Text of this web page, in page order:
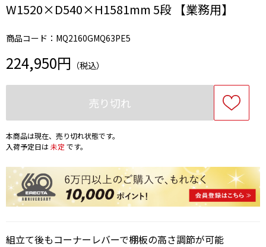
W1520×D540×H1581mm 5段 【業務用】
商品コード：MQ2160GMQ63PE5
224,950円 （税込）
売り切れ
本商品は現在、売り切れ状態です。
入荷予定日は未定 です。
組立て後もコーナーレバーで棚板の高さ調節が可能